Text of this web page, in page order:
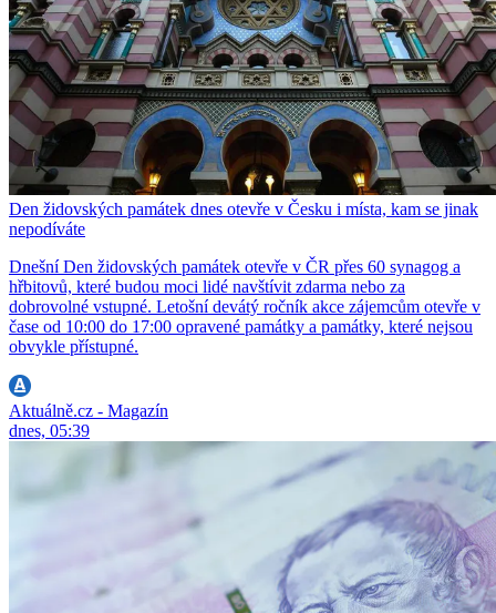
Den židovských památek dnes otevře v Česku i místa, kam se jinak
nepodíváte
Dnešní Den židovských památek otevře v ČR přes 60 synagog a
hřbitovů, které budou moci lidé navštívit zdarma nebo za
dobrovolné vstupné. Letošní devátý ročník akce zájemcům otevře v
čase od 10:00 do 17:00 opravené památky a památky, které nejsou
obvykle přístupné.
Aktuálně.cz - Magazín
dnes, 05:39